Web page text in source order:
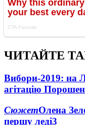
ЧИТАЙТЕ
Вибори-2019: на
агітацію
СюжетОлена
першу леді3